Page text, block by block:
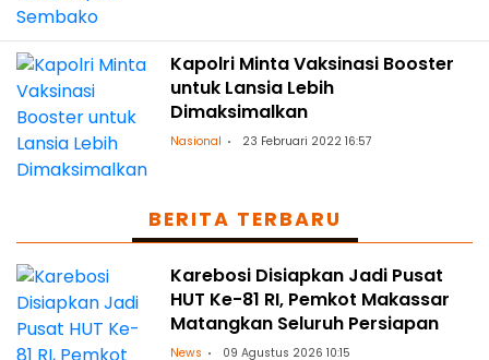
Kapolri Minta Vaksinasi Booster
untuk Lansia Lebih
Dimaksimalkan
Nasional 23 Februari 2022 16:57
BERITA TERBARU
Karebosi Disiapkan Jadi Pusat
HUT Ke-81 RI, Pemkot Makassar
Matangkan Seluruh Persiapan
News 09 Agustus 2026 10:15